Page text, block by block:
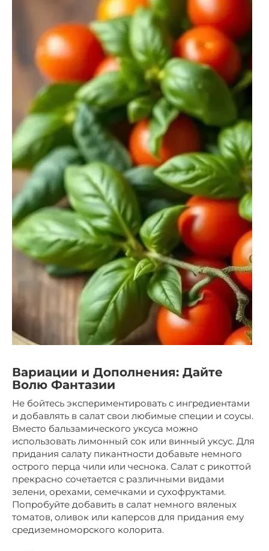
Вариации и Дополнения: Дайте
Волю Фантазии
Не бойтесь экспериментировать с ингредиентами
и добавлять в салат свои любимые специи и соусы.
Вместо бальзамического уксуса можно
использовать лимонный сок или винный уксус. Для
придания салату пикантности добавьте немного
острого перца чили или чеснока. Салат с рикоттой
прекрасно сочетается с различными видами
зелени, орехами, семечками и сухофруктами.
Попробуйте добавить в салат немного вяленых
томатов, оливок или каперсов для придания ему
средиземноморского колорита.